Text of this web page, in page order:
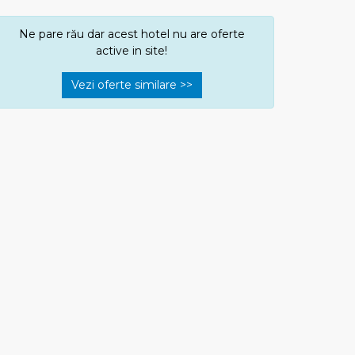
Ne pare rău dar acest hotel nu are oferte
active in site!
Vezi oferte similare >>